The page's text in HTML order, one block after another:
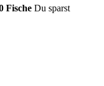
Fische Du sparst